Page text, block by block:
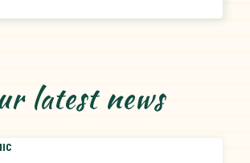
latest news